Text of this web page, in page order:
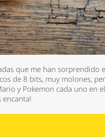
que me han sorprendido
de 8 bits, muy molones,
y Pokemon cada uno en